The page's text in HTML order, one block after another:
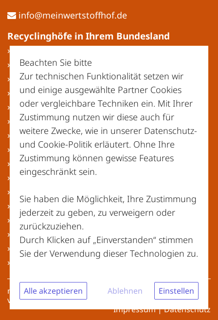
ed.fohffotstrewniem@ofni
Recyclinghöfe in Ihrem Bundesland
» Baden-Württemberg
» Bayern
» Berlin
» Brandenburg
» Bremen
» Hamburg
» Hessen
» Mecklenburg-Vorpommern
» Niedersachsen
» Nordrhein-Westfalen
» Rheinland-Pfalz
» Saarland
» Sachsen
» Sachsen-Anhalt
» Schleswig-Holstein
» Thüringen
meinwertstoffhof.de | Copyright © 2026 – Alle Rechte
vorbehalten
Impressum|Datenschutz
Beachten Sie bitte
Zur technischen Funktionalität setzen wir
und einige ausgewählte Partner Cookies
oder vergleichbare Techniken ein. Mit Ihrer
Zustimmung nutzen wir diese auch für
weitere Zwecke, wie in unserer Datenschutz-
und Cookie-Politik erläutert. Ohne Ihre
Zustimmung können gewisse Features
eingeschränkt sein.
Sie haben die Möglichkeit, Ihre Zustimmung
jederzeit zu geben, zu verweigern oder
zurückzuziehen.
Durch Klicken auf „Einverstanden“ stimmen
Sie der Verwendung dieser Technologien zu.
Alle akzeptieren Einstellen
Ablehnen